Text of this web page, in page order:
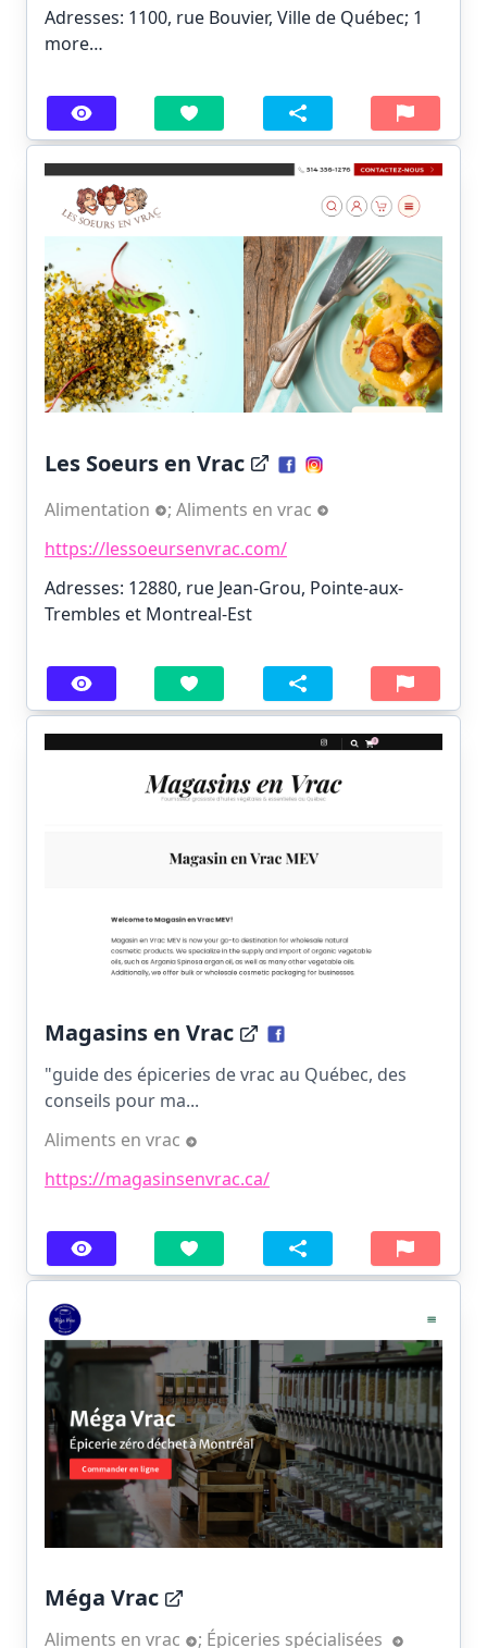
Adresses: 1100, rue Bouvier, Ville de Québec; 1
more…
Les Soeurs en Vrac
Alimentation ; Aliments en vrac
https://lessoeursenvrac.com/
Adresses: 12880, rue Jean-Grou, Pointe-aux-
Trembles et Montreal-Est
Magasins en Vrac
"guide des épiceries de vrac au Québec, des
conseils pour ma...
Aliments en vrac
https://magasinsenvrac.ca/
Méga Vrac
Aliments en vrac ; Épiceries spécialisées